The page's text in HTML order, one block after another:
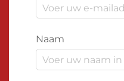
Naam